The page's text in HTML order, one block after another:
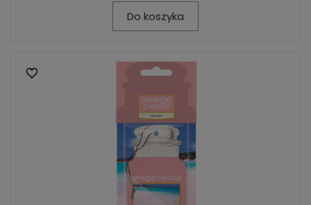
Do koszyka